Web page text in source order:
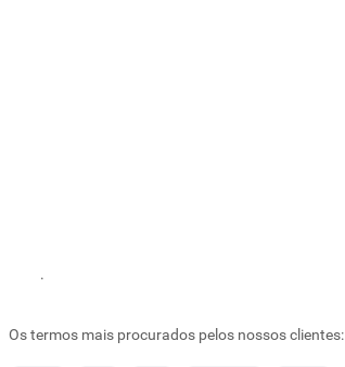
.
Os termos mais procurados pelos nossos clientes: